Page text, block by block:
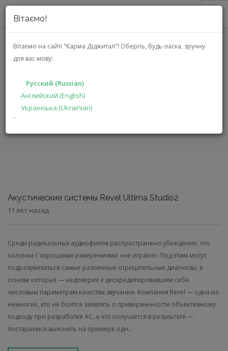
Вітаємо!
Вітаємо на сайті "Карма Діджитал"! Оберіть, будь-ласка, зручну
для вас мову:
Русский (Russian)
Английский (English)
Українська (Ukrainian)
`
О НАС
АКЦИИ
РЕШЕНИЯ
ПРОИЗВОДИТЕЛЯМ
ГЛАВНАЯ СТАТЬИ
Акустические системы Revel Ultima Studio2
11 лет назад
Среди радикальных аудиофилов распространено убеждение, что
колонки с хорошими измерениями «не играют». Под этим могут
подразумеваться самые различные отрицательные диагнозы, в
основе которых — недоверие к дискредитировавшим себя
числовым параметрам качества звучания. Компания Revel — одна из
немногих, кто не боится заявлять о приверженности объективному
подходу при разработке АС, а что получается в результате —
постараемся выяснить на примере одн...